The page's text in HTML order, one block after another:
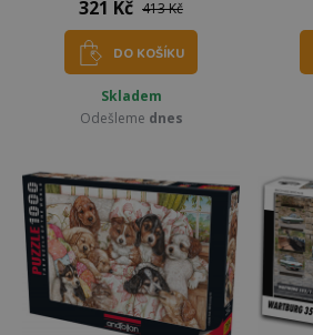
321 Kč 413 Kč
DO KOŠÍKU
Skladem
Odešleme dnes